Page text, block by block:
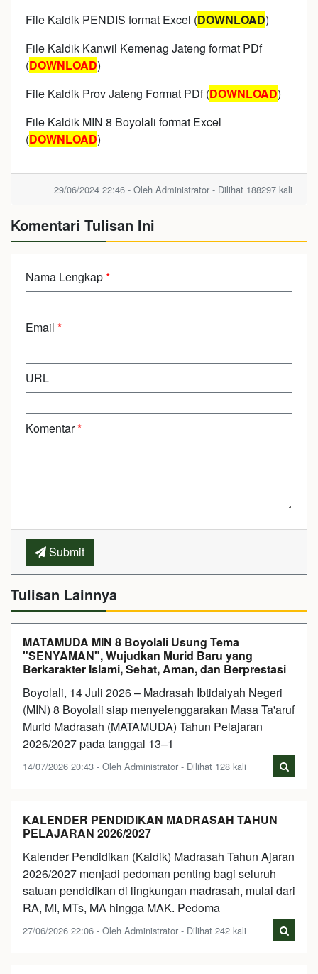
File Kaldik PENDIS format Excel (DOWNLOAD)
File Kaldik Kanwil Kemenag Jateng format PDf
(DOWNLOAD)
File Kaldik Prov Jateng Format PDf (DOWNLOAD)
File Kaldik MIN 8 Boyolali format Excel
(DOWNLOAD)
29/06/2024 22:46 - Oleh Administrator - Dilihat 188297 kali
Komentari Tulisan Ini
Nama Lengkap*
Email *
URL
Komentar*
Submit
Tulisan Lainnya
MATAMUDA MIN 8 Boyolali Usung Tema
"SENYAMAN", Wujudkan Murid Baru yang
Berkarakter Islami, Sehat, Aman, dan Berprestasi
Boyolali, 14 Juli 2026 – Madrasah Ibtidaiyah Negeri
(MIN) 8 Boyolali siap menyelenggarakan Masa Ta'aruf
Murid Madrasah (MATAMUDA) Tahun Pelajaran
2026/2027 pada tanggal 13–1
14/07/2026 20:43 - Oleh Administrator - Dilihat 128 kali
KALENDER PENDIDIKAN MADRASAH TAHUN
PELAJARAN 2026/2027
Kalender Pendidikan (Kaldik) Madrasah Tahun Ajaran
2026/2027 menjadi pedoman penting bagi seluruh
satuan pendidikan di lingkungan madrasah, mulai dari
RA, MI, MTs, MA hingga MAK. Pedoma
27/06/2026 22:06 - Oleh Administrator - Dilihat 242 kali